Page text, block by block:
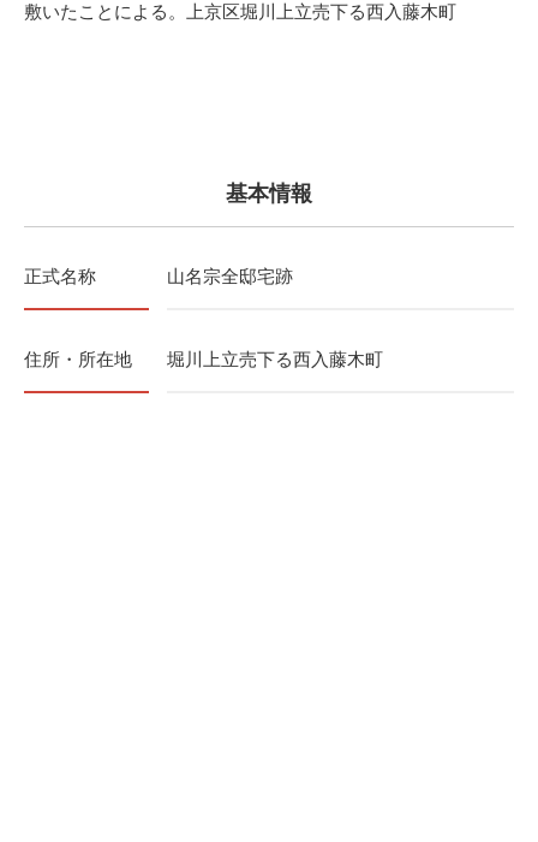
敷いたことによる。上京区堀川上立売下る西入藤木町
基本情報
正式名称 山名宗全邸宅跡
住所・所在地 堀川上立売下る西入藤木町